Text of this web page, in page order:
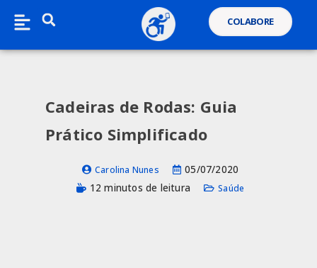
COLABORE
Cadeiras de Rodas: Guia
Prático Simplificado
Carolina Nunes
05/07/2020
12 minutos de leitura
Saúde